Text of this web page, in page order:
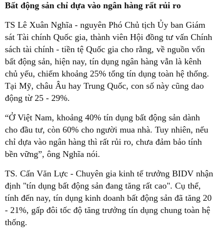
Bất động sản chỉ dựa vào ngân hàng rất rủi ro
TS Lê Xuân Nghĩa - nguyên Phó Chủ tịch Ủy ban Giám
sát Tài chính Quốc gia, thành viên Hội đồng tư vấn Chính
sách tài chính - tiền tệ Quốc gia cho rằng, về nguồn vốn
bất động sản, hiện nay, tín dụng ngân hàng vẫn là kênh
chủ yếu, chiếm khoảng 25% tổng tín dụng toàn hệ thống.
Tại Mỹ, châu Âu hay Trung Quốc, con số này cũng dao
động từ 25 - 29%.
“Ở Việt Nam, khoảng 40% tín dụng bất động sản dành
cho đầu tư, còn 60% cho người mua nhà. Tuy nhiên, nếu
chỉ dựa vào ngân hàng thì rất rủi ro, chưa đảm bảo tính
bền vững”, ông Nghĩa nói.
TS. Cấn Văn Lực - Chuyên gia kinh tế trưởng BIDV nhận
định "tín dụng bất động sản đang tăng rất cao". Cụ thể,
tính đến nay, tín dụng kinh doanh bất động sản đã tăng 20
- 21%, gấp đôi tốc độ tăng trưởng tín dụng chung toàn hệ
thống.